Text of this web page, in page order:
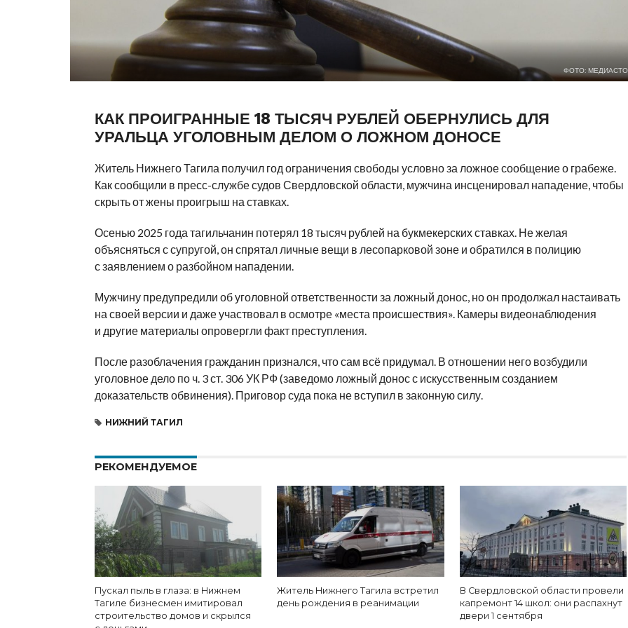
ФОТО:
КАК ПРОИГРАННЫЕ 18 ТЫСЯЧ РУБЛЕЙ ОБЕРНУЛИСЬ ДЛЯ
УРАЛЬЦА УГОЛОВНЫМ ДЕЛОМ О ЛОЖНОМ ДОНОСЕ
Житель Нижнего Тагила получил год ограничения свободы условно за ложное сообщение о грабеже.
Как сообщили в пресс-службе судов Свердловской области, мужчина инсценировал нападение, чтобы
скрыть от жены проигрыш на ставках.
Осенью 2025 года тагильчанин потерял 18 тысяч рублей на букмекерских ставках. Не желая
объясняться с супругой, он спрятал личные вещи в лесопарковой зоне и обратился в полицию
с заявлением о разбойном нападении.
Мужчину предупредили об уголовной ответственности за ложный донос, но он продолжал настаивать
на своей версии и даже участвовал в осмотре «места происшествия». Камеры видеонаблюдения
и другие материалы опровергли факт преступления.
После разоблачения гражданин признался, что сам всё придумал. В отношении него возбудили
уголовное дело по ч. 3 ст. 306 УК РФ (заведомо ложный донос с искусственным созданием
доказательств обвинения). Приговор суда пока не вступил в законную силу.
НИЖНИЙ ТАГИЛ
РЕКОМЕНДУЕМОЕ
Пускал пыль в глаза: в Нижнем
Тагиле бизнесмен имитировал
строительство домов и скрылся
Житель Нижнего Тагила встретил
день рождения в реанимации
В Свердловской области провели
капремонт 14 школ: они распахнут
двери 1 сентября